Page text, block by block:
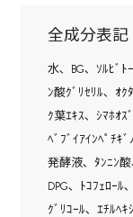
全成分表記
水､ BG､ ｿﾙﾋﾞﾄ
ﾝ酸ｸﾞﾘｾﾘﾙ､ ｵｸ
ｸ葉ｴｷｽ､ ｼﾏﾎｵｽ
ﾍﾞﾌﾞｲｱｲﾝﾍﾟﾁｷ
発酵液､ ﾀﾝﾆﾝ
DPG､ ﾄｺﾌｪﾛｰﾙ
ｸﾞﾘｺｰﾙ､ ｴﾁﾙﾍｷ